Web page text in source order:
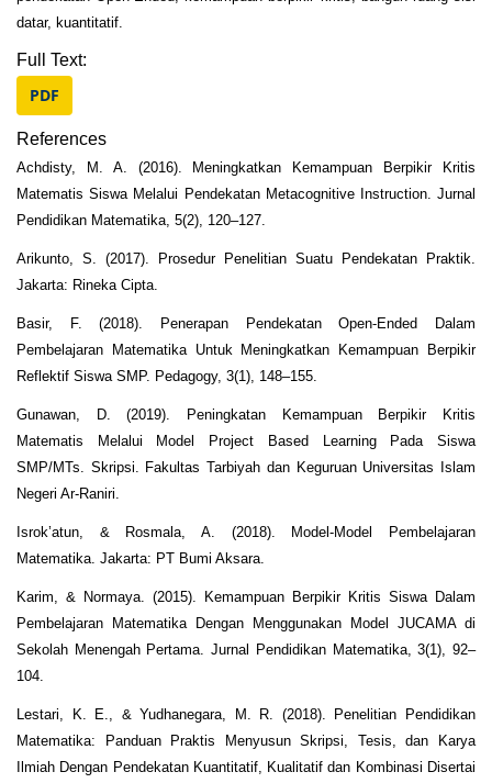
datar, kuantitatif.
Full Text:
PDF
References
Achdisty, M. A. (2016). Meningkatkan Kemampuan Berpikir Kritis
Matematis Siswa Melalui Pendekatan Metacognitive Instruction. Jurnal
Pendidikan Matematika, 5(2), 120–127.
Arikunto, S. (2017). Prosedur Penelitian Suatu Pendekatan Praktik.
Jakarta: Rineka Cipta.
Basir, F. (2018). Penerapan Pendekatan Open-Ended Dalam
Pembelajaran Matematika Untuk Meningkatkan Kemampuan Berpikir
Reflektif Siswa SMP. Pedagogy, 3(1), 148–155.
Gunawan, D. (2019). Peningkatan Kemampuan Berpikir Kritis
Matematis Melalui Model Project Based Learning Pada Siswa
SMP/MTs. Skripsi. Fakultas Tarbiyah dan Keguruan Universitas Islam
Negeri Ar-Raniri.
Isrok’atun, & Rosmala, A. (2018). Model-Model Pembelajaran
Matematika. Jakarta: PT Bumi Aksara.
Karim, & Normaya. (2015). Kemampuan Berpikir Kritis Siswa Dalam
Pembelajaran Matematika Dengan Menggunakan Model JUCAMA di
Sekolah Menengah Pertama. Jurnal Pendidikan Matematika, 3(1), 92–
104.
Lestari, K. E., & Yudhanegara, M. R. (2018). Penelitian Pendidikan
Matematika: Panduan Praktis Menyusun Skripsi, Tesis, dan Karya
Ilmiah Dengan Pendekatan Kuantitatif, Kualitatif dan Kombinasi Disertai